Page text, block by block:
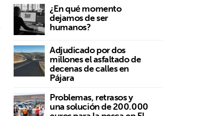
¿En qué momento
dejamos de ser
humanos?
Adjudicado por dos
millones el asfaltado de
decenas de calles en
Pájara
Problemas, retrasos y
una solución de 200.000